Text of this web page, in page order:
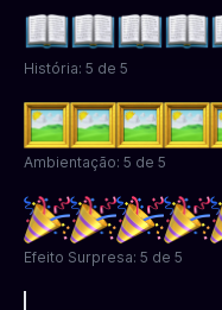
História: 5 de 5
Ambientação: 5 de 5
Efeito Surpresa: 5 de 5